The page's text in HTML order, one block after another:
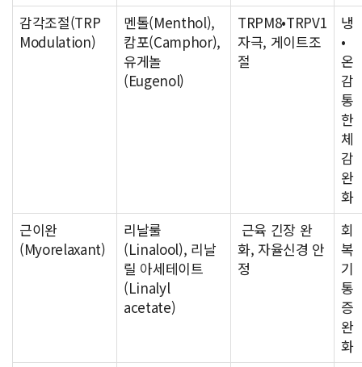
감각조절(TRP
Modulation)
멘톨(Menthol),
캄포(Camphor),
유게놀
(Eugenol)
TRPM8•TRPV1
자극, 게이트조
절
냉
•
온
감
통
한
체
감
완
화
근이완
(Myorelaxant)
리날룰
(Linalool), 리날
릴 아세테이트
(Linalyl
acetate)
근육 긴장 완
화, 자율신경 안
정
회
복
기
통
증
완
화